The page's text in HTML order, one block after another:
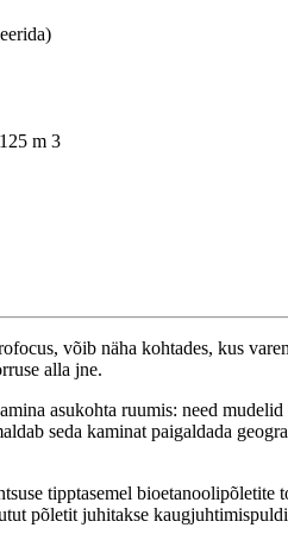
m 3
võib näha kohtades, kus
alla jne.
asukohta ruumis: need
seda kaminat paigaldada
tipptasemel bioetanoolipõletite
põletit juhitakse